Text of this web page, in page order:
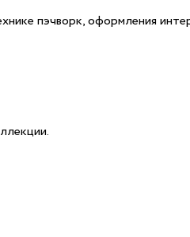
пэчворк, оформления